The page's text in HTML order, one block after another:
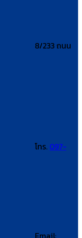
8/233 ถนน
โทร. 097-
Email: